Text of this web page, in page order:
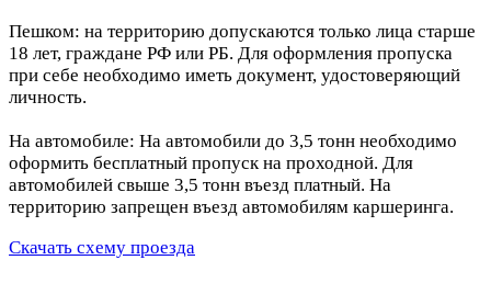
Пешком: на территорию допускаются только лица старше
18 лет, граждане РФ или РБ. Для оформления пропуска
при себе необходимо иметь документ, удостоверяющий
личность.
На автомобиле: На автомобили до 3,5 тонн необходимо
оформить бесплатный пропуск на проходной. Для
автомобилей свыше 3,5 тонн въезд платный. На
территорию запрещен въезд автомобилям каршеринга.
Скачать схему проезда